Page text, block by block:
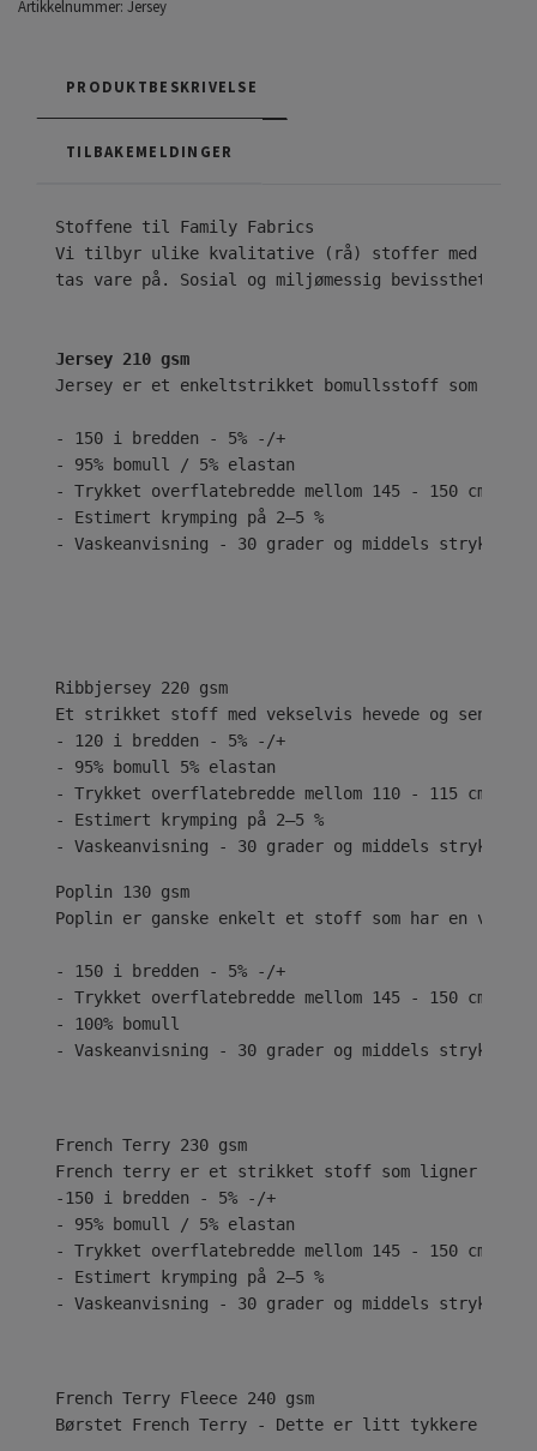
Artikkelnummer: Jersey
PRODUKTBESKRIVELSE
TILBAKEMELDINGER
Vi tilbyr ulike kvalitative (rå) stoffer med
tas vare på. Sosial og miljømessig bevissthet
Jersey 210 gsm
Jersey er et enkeltstrikket bomullsstoff som er
- 150 i bredden - 5% -/+
- 95% bomull / 5% elastan
- Trykket overflatebredde mellom 145 - 150 cm
- Estimert krymping på 2–5 %
- Vaskeanvisning - 30 grader og middels stryk
Ribbjersey 220 gsm
Et strikket stoff med vekselvis hevede og
- 120 i bredden - 5% -/+
- 95% bomull 5% elastan
- Trykket overflatebredde mellom 110 - 115 cm
- Estimert krymping på 2–5 %
- Vaskeanvisning - 30 grader og middels stryk
Poplin 130 gsm
Poplin er ganske enkelt et stoff som har en
- 150 i bredden - 5% -/+
- Trykket overflatebredde mellom 145 - 150 cm
- 100% bomull
- Vaskeanvisning - 30 grader og middels stryk
French Terry 230 gsm
French terry er et strikket stoff som ligner på
-150 i bredden - 5% -/+
- 95% bomull / 5% elastan
- Trykket overflatebredde mellom 145 - 150 cm
- Estimert krymping på 2–5 %
- Vaskeanvisning - 30 grader og middels stryk
Børstet French Terry - Dette er litt tykkere med